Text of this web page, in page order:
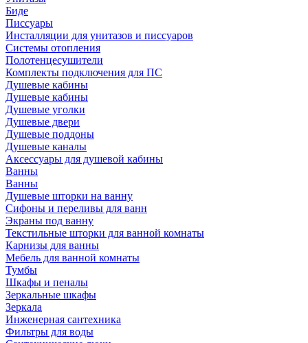
Биде
Писсуары
Инсталляции для унитазов и писсуаров
Системы отопления
Полотенцесушители
Комплекты подключения для ПС
Душевые кабины
Душевые кабины
Душевые уголки
Душевые двери
Душевые поддоны
Душевые каналы
Аксессуары для душевой кабины
Ванны
Ванны
Душевые шторки на ванну
Сифоны и переливы для ванн
Экраны под ванну
Текстильные шторки для ванной комнаты
Карнизы для ванны
Мебель для ванной комнаты
Тумбы
Шкафы и пеналы
Зеркальные шкафы
Зеркала
Инженерная сантехника
Фильтры для воды